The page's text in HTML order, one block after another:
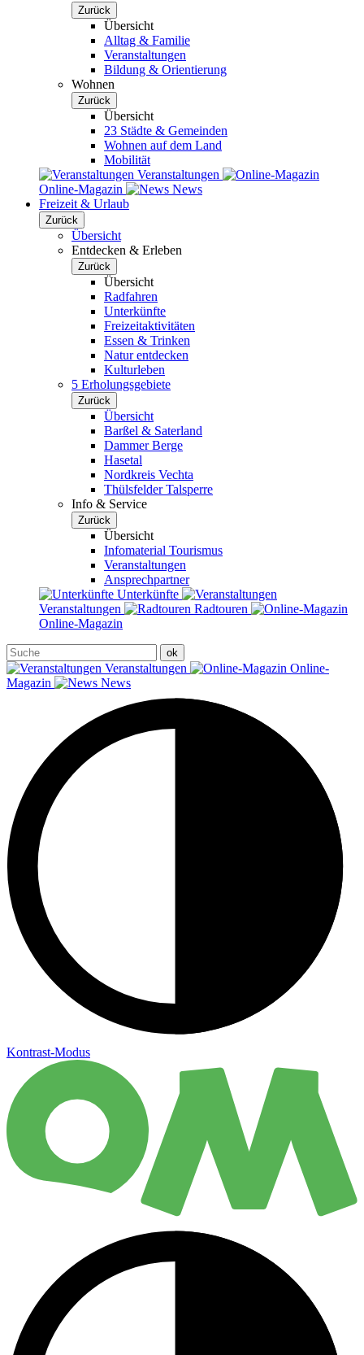
Zurück
Übersicht
Alltag & Familie
Veranstaltungen
Bildung & Orientierung
Wohnen
Zurück
Übersicht
23 Städte & Gemeinden
Wohnen auf dem Land
Mobilität
Veranstaltungen
Online-Magazin
News
Freizeit & Urlaub
Zurück
Übersicht
Entdecken & Erleben
Zurück
Übersicht
Radfahren
Unterkünfte
Freizeitaktivitäten
Essen & Trinken
Natur entdecken
Kulturleben
5 Erholungsgebiete
Zurück
Übersicht
Barßel & Saterland
Dammer Berge
Hasetal
Nordkreis Vechta
Thülsfelder Talsperre
Info & Service
Zurück
Übersicht
Infomaterial Tourismus
Veranstaltungen
Ansprechpartner
Unterkünfte
Veranstaltungen
Radtouren
Online-Magazin
Veranstaltungen
Online-
Magazin
News
Kontrast-Modus